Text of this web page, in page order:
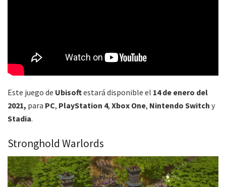
Este juego de Ubisoftestará disponible el 14 de enero del
2021, para PC, PlayStation 4, Xbox One, Nintendo Switch y
Stadia.
Stronghold Warlords